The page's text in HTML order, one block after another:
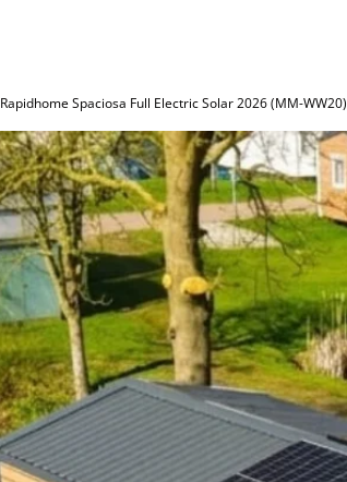
Rapidhome Spaciosa Full Electric Solar 2026 (MM-WW20)